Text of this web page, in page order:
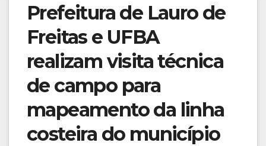
Prefeitura de Lauro de
Freitas e UFBA
realizam visita técnica
de campo para
mapeamento da linha
costeira do município